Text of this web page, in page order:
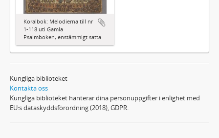
Koralbok: Melodierna till nr
1-118 uti Gamla
Psalmboken, enstämmigt satta
Kungliga biblioteket
Kontakta oss
Kungliga biblioteket hanterar dina personuppgifter i enlighet med
EU:s dataskyddsförordning (2018), GDPR.